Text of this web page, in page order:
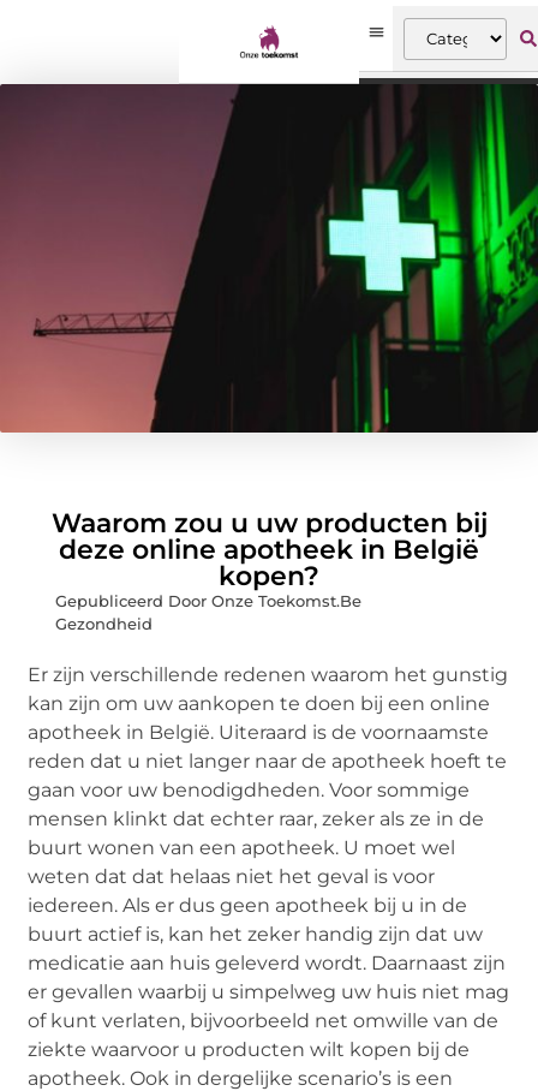
Waarom zou u uw producten bij
deze online apotheek in België
kopen?
Gepubliceerd Door Onze Toekomst.Be
Gezondheid
Er zijn verschillende redenen waarom het gunstig
kan zijn om uw aankopen te doen bij een online
apotheek in België. Uiteraard is de voornaamste
reden dat u niet langer naar de apotheek hoeft te
gaan voor uw benodigdheden. Voor sommige
mensen klinkt dat echter raar, zeker als ze in de
buurt wonen van een apotheek. U moet wel
weten dat dat helaas niet het geval is voor
iedereen. Als er dus geen apotheek bij u in de
buurt actief is, kan het zeker handig zijn dat uw
medicatie aan huis geleverd wordt. Daarnaast zijn
er gevallen waarbij u simpelweg uw huis niet mag
of kunt verlaten, bijvoorbeeld net omwille van de
ziekte waarvoor u producten wilt kopen bij de
apotheek. Ook in dergelijke scenario’s is een